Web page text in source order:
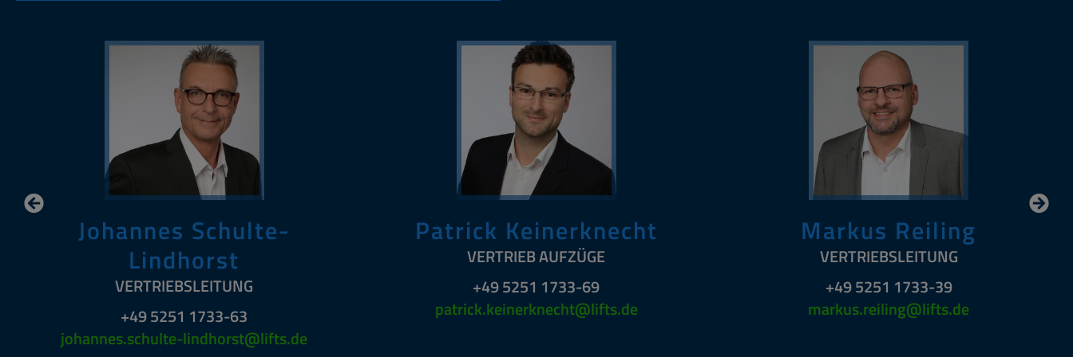
Johannes Schulte-
Lindhorst
VERTRIEBSLEITUNG
+49 5251 1733-63
johannes.schulte-lindhorst@lifts.de
Patrick Keinerknecht
VERTRIEB AUFZÜGE
+49 5251 1733-69
patrick.keinerknecht@lifts.de
Markus Reiling
VERTRIEBSLEITUNG
+49 5251 1733-39
markus.reiling@lifts.de